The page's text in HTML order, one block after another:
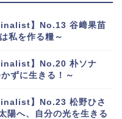
】No.13 谷﨑果苗
私を作る糧～
】No.20 朴ソナ
ずに生きる！～
】No.23 松野ひさ
へ、自分の光を生きる